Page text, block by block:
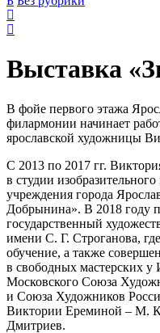
Выставка
В фойе первого этажа
филармонии начинает
ярославской художницы
С 2013 по 2017 гг.
в студии
учреждения города
Добрынина». В 2018 году
государственный
имени С. Г. Строганова,
обучение, а также
в свободных мастерских
Московского Союза
и Союза Художников
Виктории Ереминой – М.
Дмитриев.